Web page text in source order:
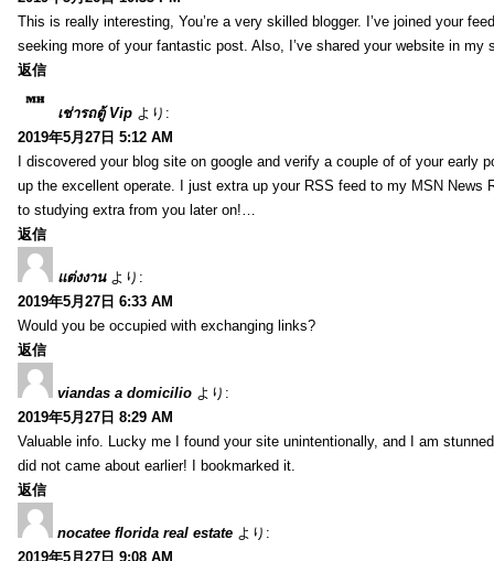
This is really interesting, You’re a very skilled blogger. I’ve joined your
seeking more of your fantastic post. Also, I’ve shared your website in my
返信
เช่ารถตู้ Vip より:
2019年5月27日 5:12 AM
I discovered your blog site on google and verify a couple of of your early
up the excellent operate. I just extra up your RSS feed to my MSN News
to studying extra from you later on!…
返信
แต่งงาน より:
2019年5月27日 6:33 AM
Would you be occupied with exchanging links?
返信
viandas a domicilio より:
2019年5月27日 8:29 AM
Valuable info. Lucky me I found your site unintentionally, and I am
did not came about earlier! I bookmarked it.
返信
nocatee florida real estate より:
2019年5月27日 9:08 AM